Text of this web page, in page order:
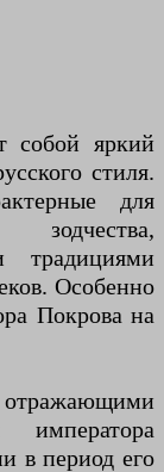
собой яркий
стиля.
для
традициями
Особенно
Покрова на
в период его